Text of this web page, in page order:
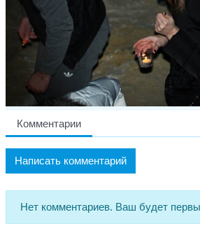
Комментарии
Написать комментарий
Нет комментариев. Ваш будет